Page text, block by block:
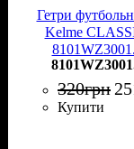
Гетри
Kelme
320грн
Купити